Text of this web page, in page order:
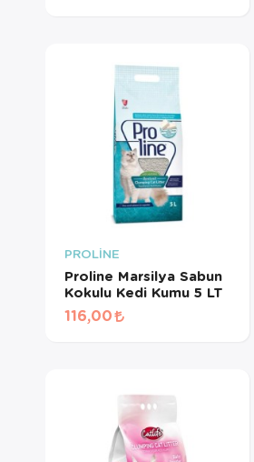
PROLİNE
Proline Marsilya Sabun
Kokulu Kedi Kumu 5 LT
116,00